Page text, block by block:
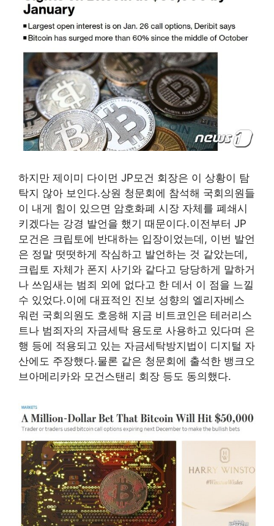
하지만 제이미 다이먼 JP모건 회장은 이 상황이 탐
탁지 않아 보인다.상원 청문회에 참석해 국회의원들
이 내게 힘이 있으면 암호화폐 시장 자체를 폐쇄시
키겠다는 강경 발언을 했기 때문이다.이전부터 JP
모건은 크립토에 반대하는 입장이었는데, 이번 발언
은 정말 떳떳하게 작심하고 발언하는 것 같았는데,
크립토 자체가 폰지 사기와 같다고 당당하게 말하거
나 쓰임새는 범죄 외에 없다고 한 데서 이 점을 느낄
수 있었다.이에 대표적인 진보 성향의 엘리자베스
워런 국회의원도 호응해 지금 비트코인은 테러리스
트나 범죄자의 자금세탁 용도로 사용하고 있다며 은
행 등에 적용되고 있는 자금세탁방지법이 디지털 자
산에도 주장했다.물론 같은 청문회에 출석한 뱅크오
브아메리카와 모건스탠리 회장 등도 동의했다.